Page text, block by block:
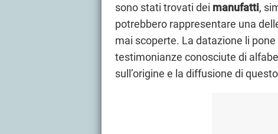
sono stati trovati dei manufatti,
potrebbero rappresentare una
mai scoperte. La datazione li pone
testimonianze conosciute di
sull’origine e la diffusione di